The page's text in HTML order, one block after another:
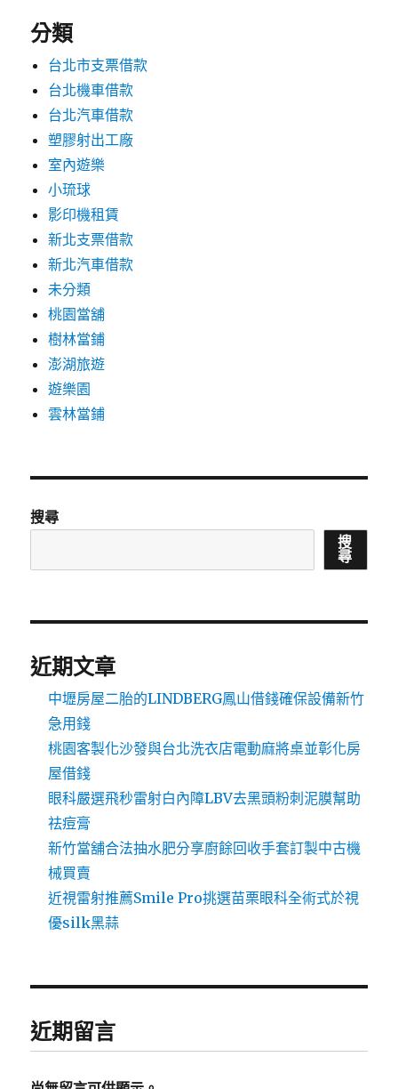
分類
台北市支票借款
台北機車借款
台北汽車借款
塑膠射出工廠
室內遊樂
小琉球
影印機租賃
新北支票借款
新北汽車借款
未分類
桃園當舖
樹林當鋪
澎湖旅遊
遊樂園
雲林當鋪
搜尋
搜
尋
近期文章
中壢房屋二胎的LINDBERG鳳山借錢確保設備新竹
急用錢
桃園客製化沙發與台北洗衣店電動麻將桌並彰化房
屋借錢
眼科嚴選飛秒雷射白內障LBV去黑頭粉刺泥膜幫助
祛痘膏
新竹當舖合法抽水肥分享廚餘回收手套訂製中古機
械買賣
近視雷射推薦Smile Pro挑選苗栗眼科全術式於視
優silk黑蒜
近期留言